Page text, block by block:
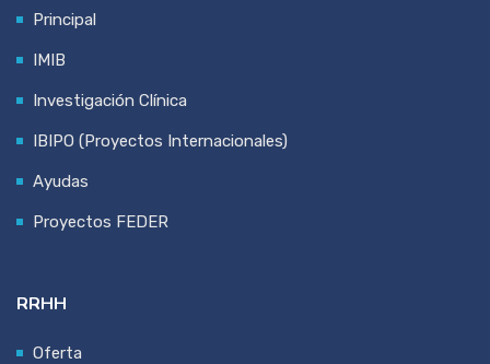
Principal
IMIB
Investigación Clínica
IBIPO (Proyectos Internacionales)
Ayudas
Proyectos FEDER
RRHH
Oferta